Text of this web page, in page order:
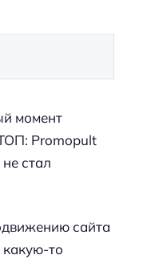
момент
Promopult
стал
сайта
какую-то